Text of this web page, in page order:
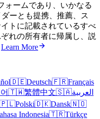
ォームであり、いかなる
ーとも提携、推薦、ス
トに記載されているすべ
れの所有者に帰属し、説
Learn More
🇩🇪Deutsch🇫🇷Français
🇹🇼繁體中文🇸🇦العربية
🇵🇱Polski🇩🇰Dansk🇳🇴
Indonesia🇹🇷Türkçe